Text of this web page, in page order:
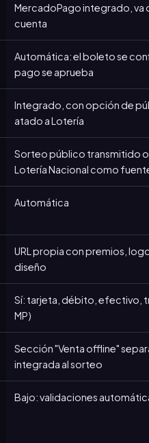
MercadoPago integrado, va
cuenta
Automática: el boleto se
pago se aprueba
Integrado, con opción de
atado a Lotería
Sorteo público transmitido
Lotería Nacional como
Automática
URL propia con premios,
diseño
Sí: tarjeta, débito, efectivo,
MP)
Sección "Venta offline"
integrada al sorteo
Bajo: validaciones